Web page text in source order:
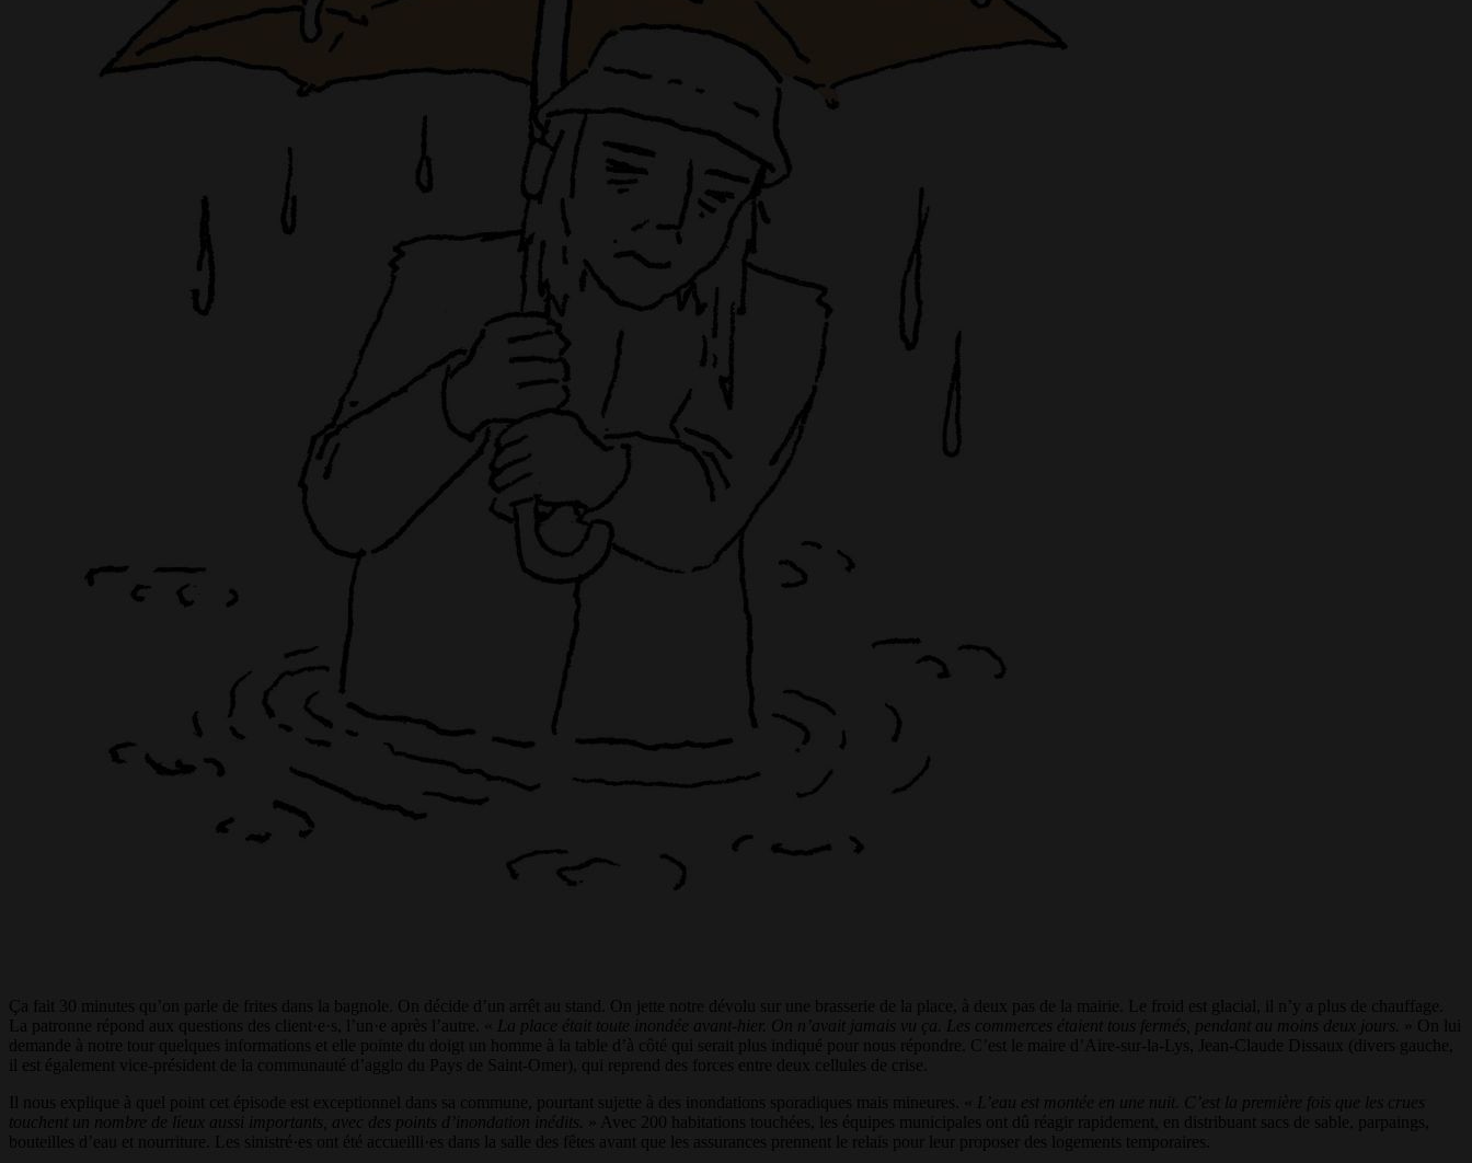
Ça fait 30 minutes qu’on parle de frites dans la bagnole. On décide d’un arrêt au stand. On jette notre dévolu sur une brasserie de la place, à deux pas de la mairie. Le froid est glacial, il n’y a plus de chauffage.
La patronne répond aux questions des client·e·s, l’un·e après l’autre. «
La place était toute inondée avant-hier. On n’avait jamais vu ça. Les commerces étaient tous fermés, pendant au moins deux jours.
» On lui
demande à notre tour quelques informations et elle pointe du doigt un homme à la table d’à côté qui serait plus indiqué pour nous répondre. C’est le maire d’Aire-sur-la-Lys, Jean-Claude Dissaux (divers gauche,
il est également vice-président de la communauté d’agglo du Pays de Saint-Omer), qui reprend des forces entre deux cellules de crise.
Il nous explique à quel point cet épisode est exceptionnel dans sa commune, pourtant sujette à des inondations sporadiques mais mineures. «
L’eau est montée en une nuit. C’est la première fois que les crues
touchent un nombre de lieux aussi importants, avec des points d’inondation inédits.
» Avec 200 habitations touchées, les équipes municipales ont dû réagir rapidement, en distribuant sacs de sable, parpaings,
bouteilles d’eau et nourriture. Les sinistré·es ont été accueilli·es dans la salle des fêtes avant que les assurances prennent le relais pour leur proposer des logements temporaires.